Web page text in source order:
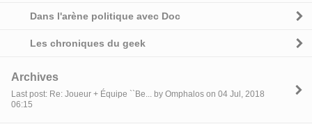
Dans l'arène politique avec Doc
Les chroniques du geek
Archives
Last post: Re: Joueur + Équipe ``Be... by Omphalos on 04 Jul, 2018
06:15